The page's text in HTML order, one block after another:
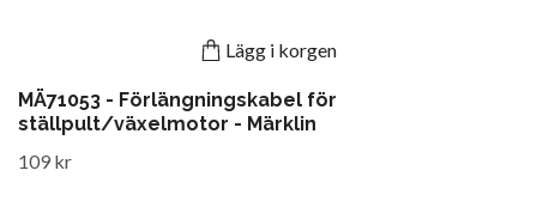
Lägg i korgen
MÄ71053 - Förlängningskabel för
ställpult/växelmotor - Märklin
109 kr